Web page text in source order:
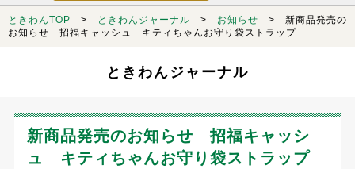
ときわんTOP > ときわんジャーナル > お知らせ > 新商品発売の
お知らせ 招福キャッシュ キティちゃんお守り袋ストラップ
ときわんジャーナル
新商品発売のお知らせ 招福キャッシ
ュ キティちゃんお守り袋ストラップ